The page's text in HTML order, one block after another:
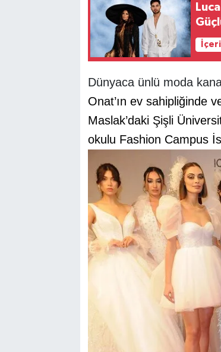
Dünyaca ünlü moda
Onat’ın ev sahipliğinde
Maslak’daki Şişli
okulu Fashion Campus